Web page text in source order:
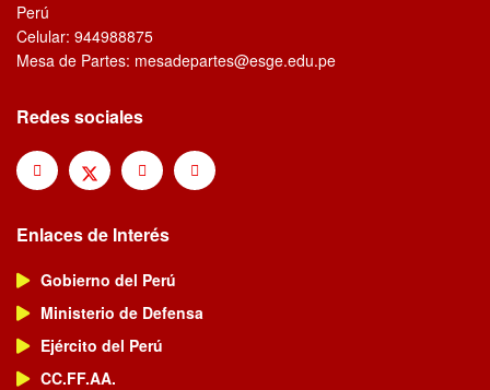
Perú
Celular: 944988875
Mesa de Partes: mesadepartes@esge.edu.pe
Redes sociales
Enlaces de Interés
Gobierno del Perú
Ministerio de Defensa
Ejército del Perú
CC.FF.AA.